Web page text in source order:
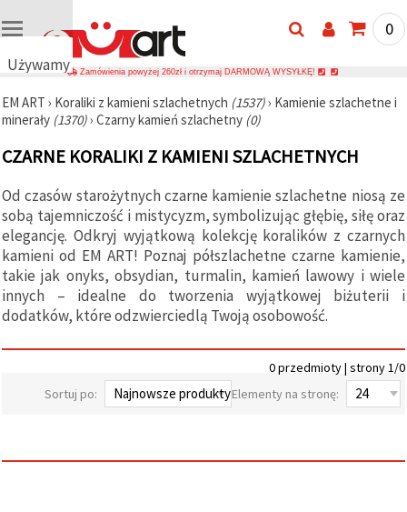
Używamy
cookie
🍪
plików
podobnych
technologii,
aby
zapewnić
prawidłowe
działanie
strony
internetowej,
poprawić
komfort
z niej oraz,
analizować
oraz
0
Zamówienia powyżej 260zł i otrzymaj DARMOWĄ WYSYŁKĘ!
EM ART › Koraliki z kamieni szlachetnych (1537)› Kamienie szlachetne i
minerały (1370)› Czarny kamień szlachetny (0)
CZARNE KORALIKI Z KAMIENI SZLACHETNYCH
Od czasów starożytnych czarne kamienie szlachetne niosą ze
sobą tajemniczość i mistycyzm, symbolizując głębię, siłę oraz
elegancję. Odkryj wyjątkową kolekcję koralików z czarnych
kamieni od EM ART! Poznaj półszlachetne czarne kamienie,
takie jak onyks, obsydian, turmalin, kamień lawowy i wiele
innych – idealne do tworzenia wyjątkowej biżuterii i
dodatków, które odzwierciedlą Twoją osobowość.
0 przedmioty | strony 1/0
Sortuj po:
Elementy na stronę: